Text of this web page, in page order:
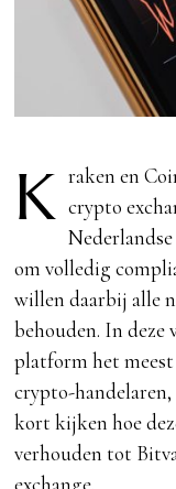
K raken en
crypto
om volledig
willen daarbij alle
behouden. In
platform het
crypto-
kort kijken hoe
verhouden tot
exchange.